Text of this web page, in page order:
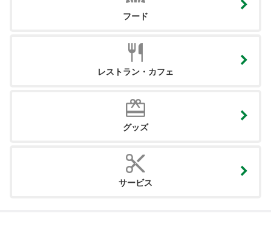
フード
レストラン・カフェ
グッズ
サービス